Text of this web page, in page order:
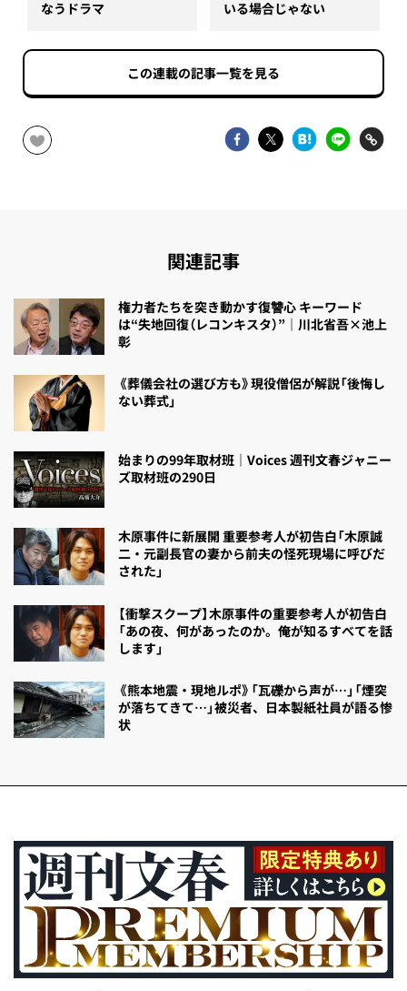
なうドラマ
いる場合じゃない
この連載の記事一覧を見る
関連記事
権力者たちを突き動かす復讐心 キーワード
は“失地回復（レコンキスタ）”｜川北省吾×池上
彰
《葬儀会社の選び方も》現役僧侶が解説「後悔し
ない葬式」
始まりの99年取材班｜Voices 週刊文春ジャニー
ズ取材班の290日
木原事件に新展開 重要参考人が初告白「木原誠
二・元副長官の妻から前夫の怪死現場に呼びだ
された」
【衝撃スクープ】木原事件の重要参考人が初告白
「あの夜、何があったのか。俺が知るすべてを話
します」
《熊本地震・現地ルポ》「瓦礫から声が…」「煙突
が落ちてきて…」被災者、日本製紙社員が語る惨
状